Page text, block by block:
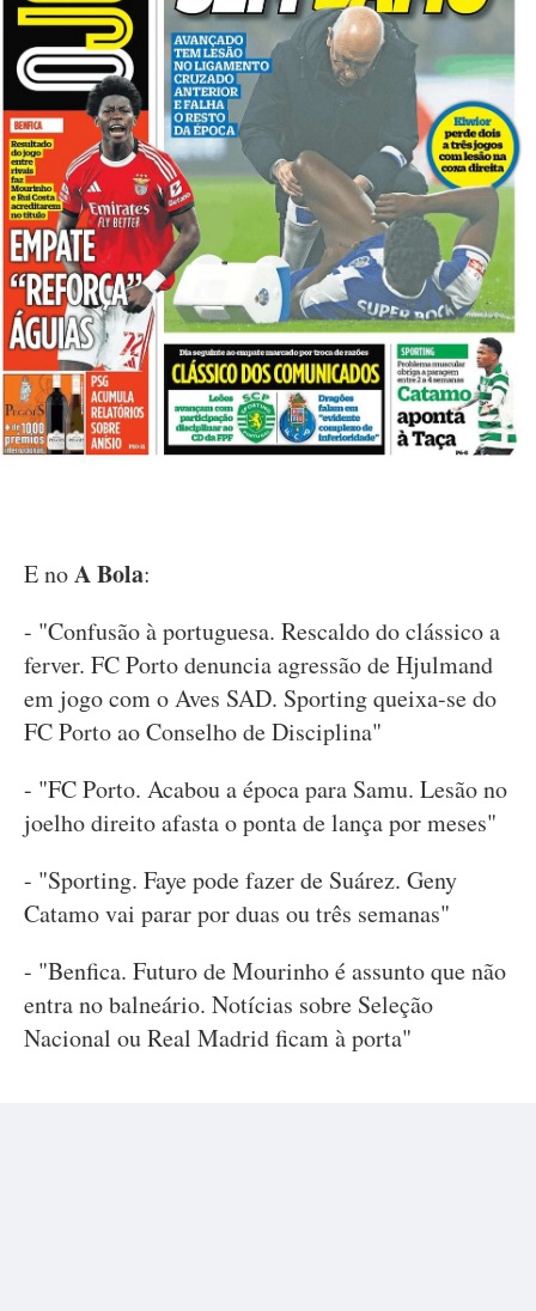
E noA Bola:
- "Confusão à portuguesa. Rescaldo do clássico a
ferver. FC Porto denuncia agressão de Hjulmand
em jogo com o Aves SAD. Sporting queixa-se do
FC Porto ao Conselho de Disciplina"
- "FC Porto. Acabou a época para Samu. Lesão no
joelho direito afasta o ponta de lança por meses"
- "Sporting. Faye pode fazer de Suárez. Geny
Catamo vai parar por duas ou três semanas"
- "Benfica. Futuro de Mourinho é assunto que não
entra no balneário. Notícias sobre Seleção
Nacional ou Real Madrid ficam à porta"